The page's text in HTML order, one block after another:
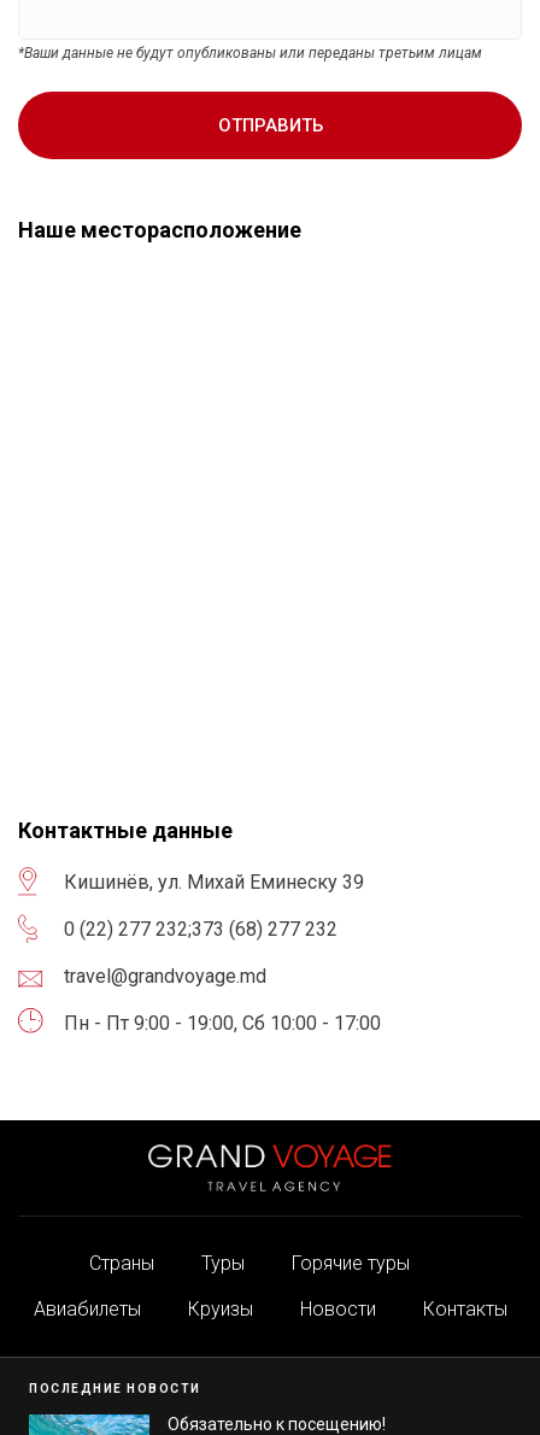
*Ваши данные не будут опубликованы или переданы третьим лицам
ОТПРАВИТЬ
Наше месторасположение
Контактные данные
Кишинёв, ул. Михай Еминеску 39
0 (22) 277 232;373 (68) 277 232
travel@grandvoyage.md
Пн - Пт 9:00 - 19:00, Сб 10:00 - 17:00
Страны Туры
Горячие туры
Авиабилеты
Круизы Новости Контакты
ПОСЛЕДНИЕ НОВОСТИ
Обязательно к посещению!